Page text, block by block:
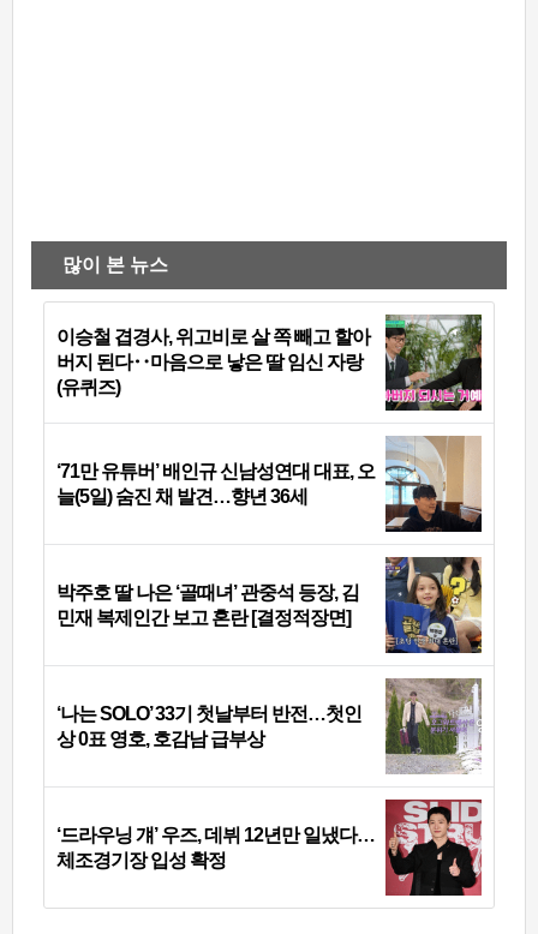
많이 본 뉴스
이승철 겹경사, 위고비로 살 쪽 빼고 할아
버지 된다‥마음으로 낳은 딸 임신 자랑
(유퀴즈)
‘71만 유튜버’ 배인규 신남성연대 대표, 오
늘(5일) 숨진 채 발견…향년 36세
박주호 딸 나은 ‘골때녀’ 관중석 등장, 김
민재 복제인간 보고 혼란 [결정적장면]
‘나는 SOLO’ 33기 첫날부터 반전…첫인
상 0표 영호, 호감남 급부상
‘드라우닝 걔’ 우즈, 데뷔 12년만 일냈다…
체조경기장 입성 확정